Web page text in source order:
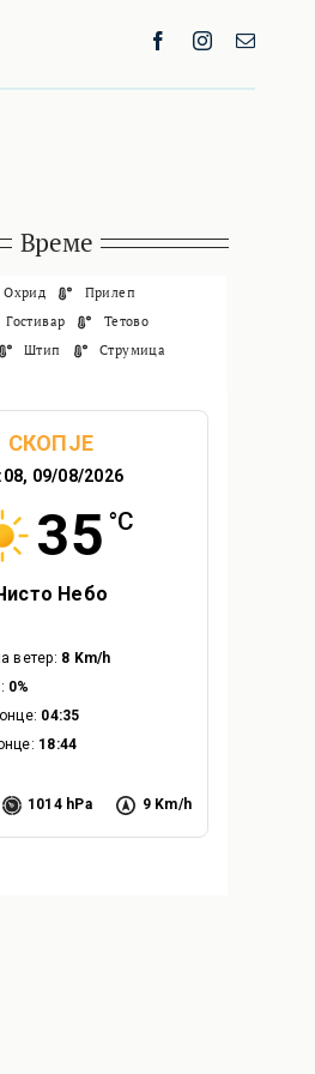
Време
Охрид
Прилеп
Гостивар
Тетово
Штип
Струмица
СКОПЈЕ
09/08/2026
35 °C
Небо
1014 hPa 9 Km/h
ветер: 8 Km/h
0%
04:35
18:44